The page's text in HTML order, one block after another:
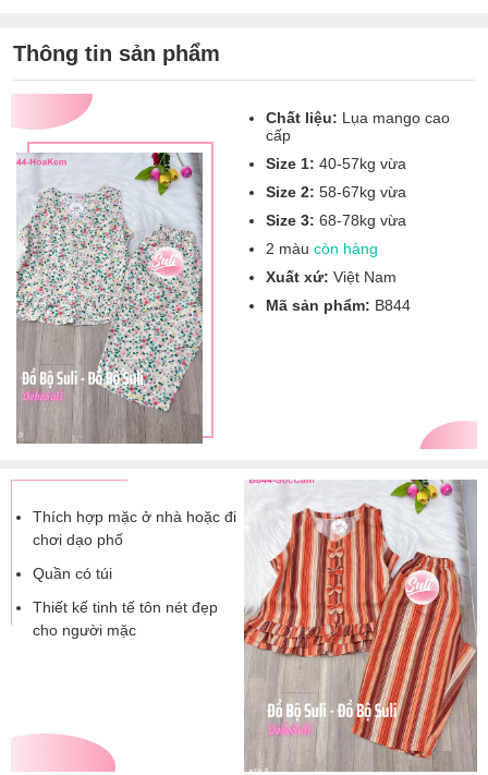
Thông tin sản phẩm
Chất liệu: Lụa mango cao
cấp
Size 1: 40-57kg vừa
Size 2: 58-67kg vừa
Size 3: 68-78kg vừa
2 màu còn hàng
Xuất xứ: Việt Nam
Mã sản phẩm: B844
Thích hợp mặc ở nhà hoặc đi
chơi dạo phố
Quần có túi
Thiết kế tinh tế tôn nét đẹp
cho người mặc